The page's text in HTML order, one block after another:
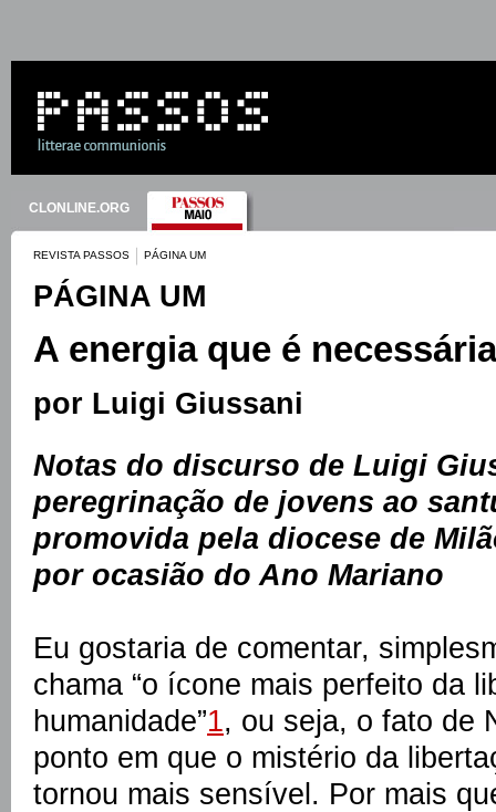
CLONLINE.ORG
REVISTA PASSOS PÁGINA UM
PÁGINA UM
A energia que é
por Luigi Giussani
Notas do discurso de Luigi
peregrinação de jovens ao
promovida pela diocese de
por ocasião do Ano Mariano
Eu gostaria de comentar,
chama “o ícone mais perfeito da
humanidade”1, ou seja, o fato de
ponto em que o mistério da
tornou mais sensível. Por mais